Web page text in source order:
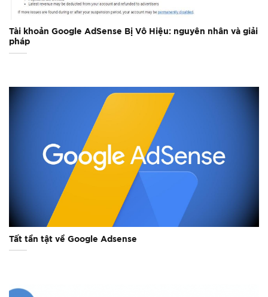
Tài khoản Google AdSense Bị Vô Hiệu: nguyên nhân và giải
pháp
Tất tần tật về Google Adsense